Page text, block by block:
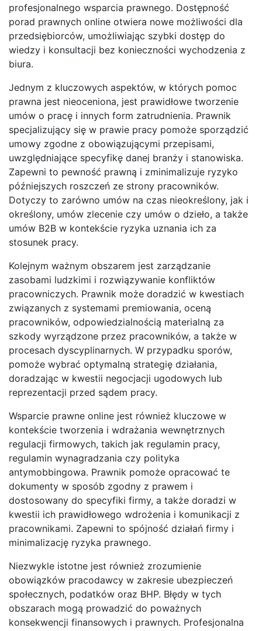
profesjonalnego wsparcia prawnego. Dostępność
porad prawnych online otwiera nowe możliwości dla
przedsiębiorców, umożliwiając szybki dostęp do
wiedzy i konsultacji bez konieczności wychodzenia z
biura.
Jednym z kluczowych aspektów, w których pomoc
prawna jest nieoceniona, jest prawidłowe tworzenie
umów o pracę i innych form zatrudnienia. Prawnik
specjalizujący się w prawie pracy pomoże sporządzić
umowy zgodne z obowiązującymi przepisami,
uwzględniające specyfikę danej branży i stanowiska.
Zapewni to pewność prawną i zminimalizuje ryzyko
późniejszych roszczeń ze strony pracowników.
Dotyczy to zarówno umów na czas nieokreślony, jak i
określony, umów zlecenie czy umów o dzieło, a także
umów B2B w kontekście ryzyka uznania ich za
stosunek pracy.
Kolejnym ważnym obszarem jest zarządzanie
zasobami ludzkimi i rozwiązywanie konfliktów
pracowniczych. Prawnik może doradzić w kwestiach
związanych z systemami premiowania, oceną
pracowników, odpowiedzialnością materialną za
szkody wyrządzone przez pracowników, a także w
procesach dyscyplinarnych. W przypadku sporów,
pomoże wybrać optymalną strategię działania,
doradzając w kwestii negocjacji ugodowych lub
reprezentacji przed sądem pracy.
Wsparcie prawne online jest również kluczowe w
kontekście tworzenia i wdrażania wewnętrznych
regulacji firmowych, takich jak regulamin pracy,
regulamin wynagradzania czy polityka
antymobbingowa. Prawnik pomoże opracować te
dokumenty w sposób zgodny z prawem i
dostosowany do specyfiki firmy, a także doradzi w
kwestii ich prawidłowego wdrożenia i komunikacji z
pracownikami. Zapewni to spójność działań firmy i
minimalizację ryzyka prawnego.
Niezwykle istotne jest również zrozumienie
obowiązków pracodawcy w zakresie ubezpieczeń
społecznych, podatków oraz BHP. Błędy w tych
obszarach mogą prowadzić do poważnych
konsekwencji finansowych i prawnych. Profesjonalna